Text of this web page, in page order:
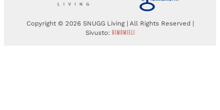
Copyright © 2026 SNUGG Living | All Rights Reserved |
Sivusto: